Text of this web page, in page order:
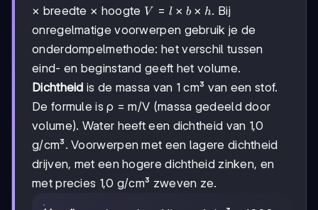
× breedte × hoogte V
=
l
×
b
h
V = l × b × h. Bij
onregelmatige voorwerpen gebruik je de
onderdompelmethode: het verschil tussen
eind- en beginstand geeft het volume.
Dichtheid is de massa van 1 cm³ van een stof.
De formule is ρ = m/V (massa gedeeld door
volume). Water heeft een dichtheid van 1,0
g/cm³. Voorwerpen met een lagere dichtheid
drijven, met een hogere dichtheid zinken, en
met precies 1,0 g/cm³ zweven ze.